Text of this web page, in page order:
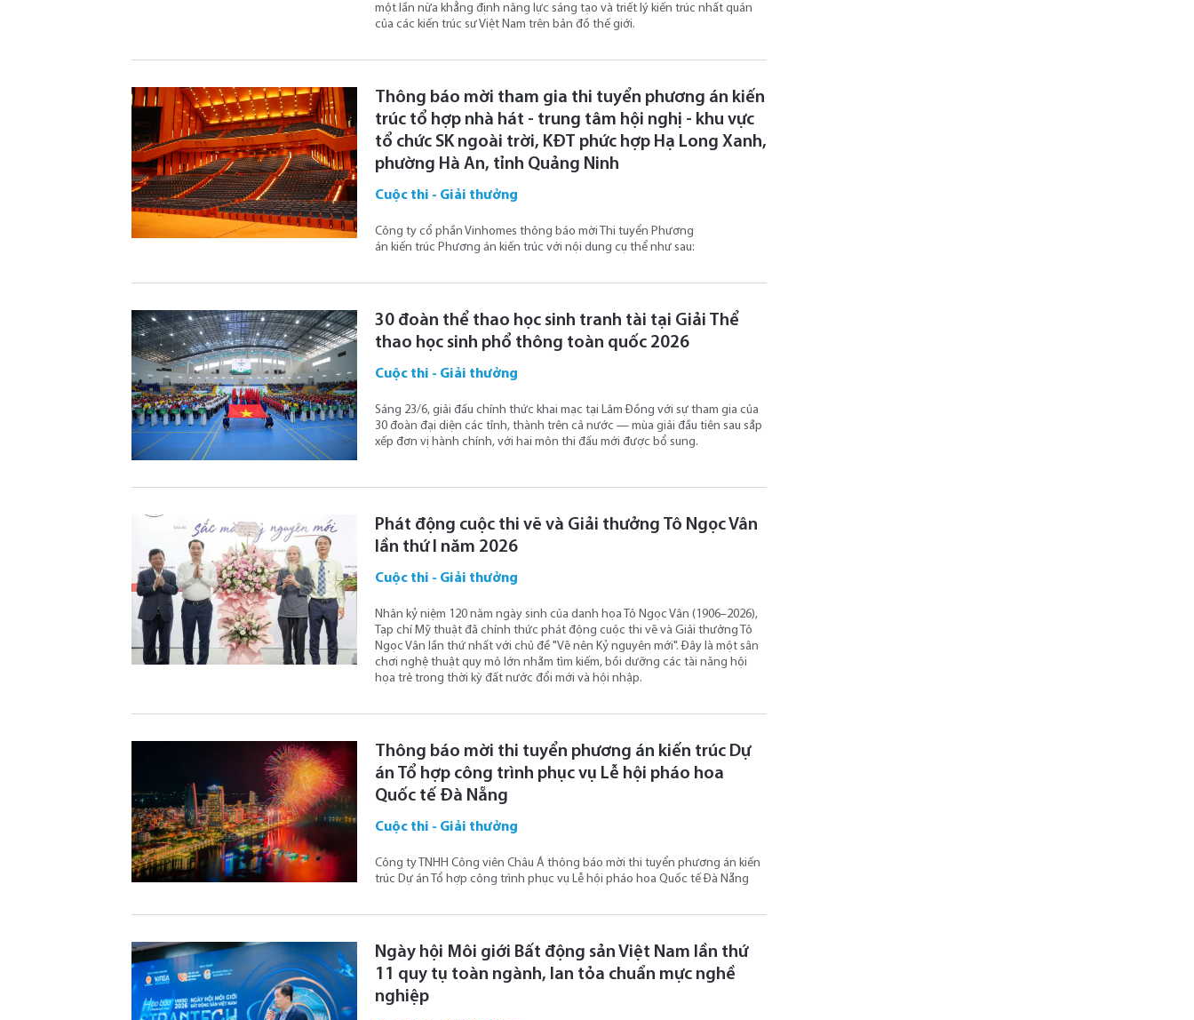
một lần nữa khẳng định năng lực sáng tạo và triết lý kiến trúc nhất quán
của các kiến trúc sư Việt Nam trên bản đồ thế giới.
Thông báo mời tham gia thi tuyển phương án kiến
trúc tổ hợp nhà hát - trung tâm hội nghị - khu vực
tổ chức SK ngoài trời, KĐT phức hợp Hạ Long Xanh,
phường Hà An, tỉnh Quảng Ninh
Cuộc thi - Giải thưởng
​Công ty cổ phần Vinhomes thông báo mời Thi tuyển Phương
án kiến trúc Phương án kiến trúc với nội dung cụ thể như sau:
30 đoàn thể thao học sinh tranh tài tại Giải Thể
thao học sinh phổ thông toàn quốc 2026
Cuộc thi - Giải thưởng
Sáng 23/6, giải đấu chính thức khai mạc tại Lâm Đồng với sự tham gia của
30 đoàn đại diện các tỉnh, thành trên cả nước — mùa giải đầu tiên sau sắp
xếp đơn vị hành chính, với hai môn thi đấu mới được bổ sung.
Phát động cuộc thi vẽ và Giải thưởng Tô Ngọc Vân
lần thứ I năm 2026
Cuộc thi - Giải thưởng
Nhân kỷ niệm 120 năm ngày sinh của danh họa Tô Ngọc Vân (1906–2026),
Tạp chí Mỹ thuật đã chính thức phát động cuộc thi vẽ và Giải thưởng Tô
Ngọc Vân lần thứ nhất với chủ đề "Vẽ nên Kỷ nguyên mới". Đây là một sân
chơi nghệ thuật quy mô lớn nhằm tìm kiếm, bồi dưỡng các tài năng hội
họa trẻ trong thời kỳ đất nước đổi mới và hội nhập.
Thông báo mời thi tuyển phương án kiến trúc Dự
án Tổ hợp công trình phục vụ Lễ hội pháo hoa
Quốc tế Đà Nẵng
Cuộc thi - Giải thưởng
Công ty TNHH Công viên Châu Á thông báo mời thi tuyển phương án kiến
trúc Dự án Tổ hợp công trình phục vụ Lễ hội pháo hoa Quốc tế Đà Nẵng
Ngày hội Môi giới Bất động sản Việt Nam lần thứ
11 quy tụ toàn ngành, lan tỏa chuẩn mực nghề
nghiệp